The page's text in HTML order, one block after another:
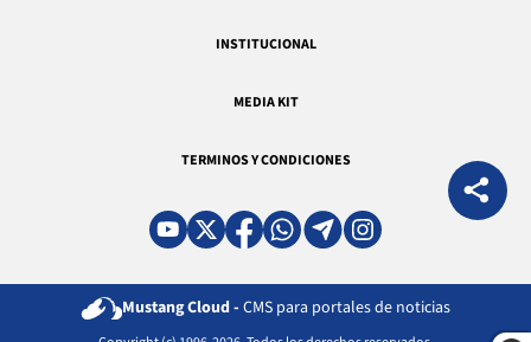
INSTITUCIONAL
MEDIA KIT
TERMINOS Y CONDICIONES
Mustang Cloud - CMS para portales de noticias